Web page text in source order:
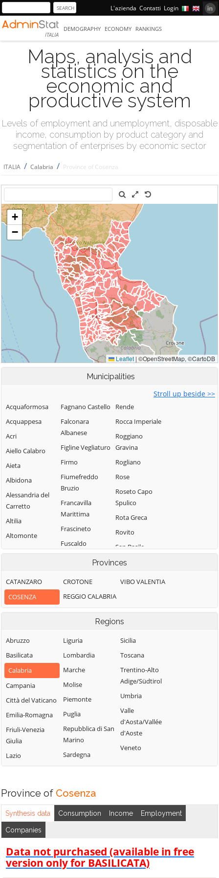
L'azienda Contatti Login
ITALIA
DEMOGRAPHY ECONOMY RANKINGS
Maps, analysis and
statistics on the
economic and
productive system
Levels of employment and unemployment, disposable
income, consumption by product category and
segmentation of enterprises by economic sector
ITALIA / Calabria / Province of Cosenza
Municipalities
Stroll up beside >>
Acquaformosa
Acquappesa
Acri
Aiello Calabro
Aieta
Albidona
Alessandria del
Carretto
Altilia
Altomonte
Amantea
Aprigliano
Belmonte
Calabro
Bianchi
Bisignano
Bocchigliero
Bonifati
Buonvicino
Calopezzati
Cariati
Carolei
Carpanzano
Casali del Manco
Cassano all'Ionio
Castiglione
Fagnano Castello
Falconara
Albanese
Figline Vegliaturo
Firmo
Fiumefreddo
Bruzio
Francavilla
Marittima
Frascineto
Fuscaldo
Piemontese
Lago
Laino Castello
Lappano
Lattarico
Longobardi
Longobucco
Lungro
Luzzi
Mandatoriccio
Mangone
Marano
Principato
Marzi
Rende
Rocca Imperiale
Roggiano
Gravina
Rogliano
Rose
Roseto Capo
Spulico
Rota Greca
Rovito
San Basile
San Benedetto
Albanese
San Demetrio
Corone
San Donato di
San Giorgio
Albanese
San Giovanni in
Fiore
San Lorenzo
Vallo
Argentano
San Nicola Arcella
San Pietro in
Provinces
CATANZARO
COSENZA
CROTONE
REGGIO CALABRIA
VIBO VALENTIA
Regions
Abruzzo
Basilicata
Calabria
Campania
Città del Vaticano
Emilia-Romagna
Friuli-Venezia
Giulia
Lazio
Liguria
Lombardia
Marche
Molise
Piemonte
Puglia
Repubblica di San
Marino
Sardegna
Sicilia
Toscana
Trentino-Alto
Adige/Südtirol
Umbria
Valle
d'Aosta/Vallée
d'Aoste
Veneto
Province of Cosenza
Synthesis data Consumption Income Employment
Companies
Data not purchased (available in free
version only for BASILICATA)